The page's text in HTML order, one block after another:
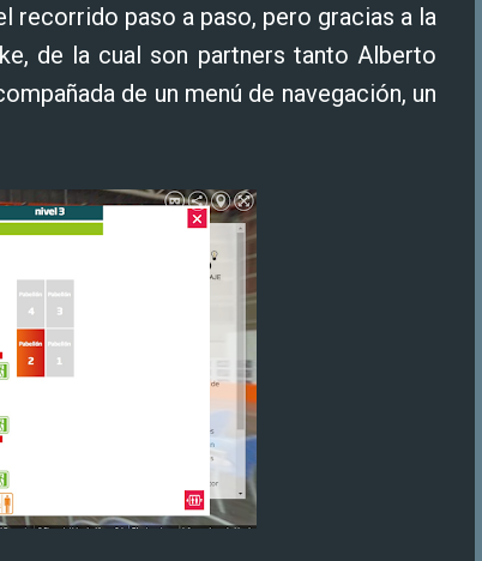
recorrido paso a paso, pero gracias a la
de la cual son partners tanto Alberto
de un menú de navegación, un